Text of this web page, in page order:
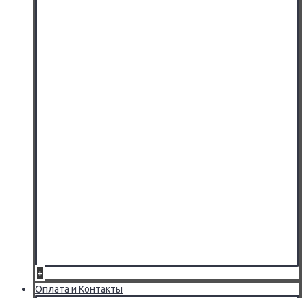
+
Оплата и Контакты